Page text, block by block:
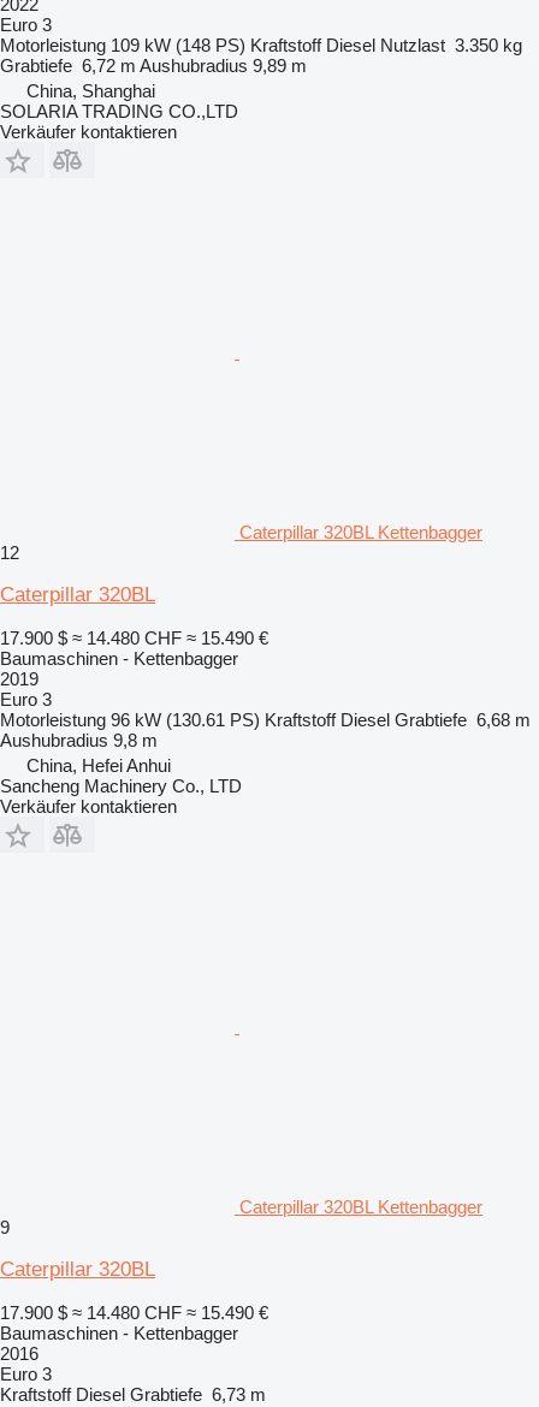
Euro 3
Motorleistung 109 kW (148 PS) Kraftstoff Diesel Nutzlast 3.350 kg
Grabtiefe 6,72 m Aushubradius 9,89 m
China, Shanghai
SOLARIA TRADING CO.,LTD
Verkäufer kontaktieren
Caterpillar 320BL Kettenbagger
12
Caterpillar 320BL
17.900 $ ≈ 14.480 CHF ≈ 15.490 €
Baumaschinen - Kettenbagger
2019
Euro 3
Motorleistung 96 kW (130.61 PS) Kraftstoff Diesel Grabtiefe 6,68 m
Aushubradius 9,8 m
China, Hefei Anhui
Sancheng Machinery Co., LTD
Verkäufer kontaktieren
Caterpillar 320BL Kettenbagger
9
Caterpillar 320BL
17.900 $ ≈ 14.480 CHF ≈ 15.490 €
Baumaschinen - Kettenbagger
2016
Euro 3
Kraftstoff Diesel Grabtiefe 6,73 m